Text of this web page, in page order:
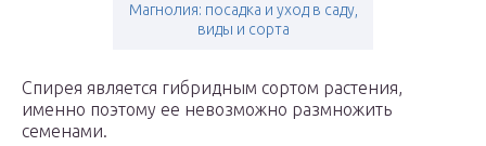
Магнолия: посадка и уход в саду,
виды и сорта
Спирея является гибридным сортом растения,
именно поэтому ее невозможно размножить
семенами.